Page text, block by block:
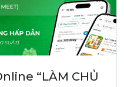
“LÀM CHỦ